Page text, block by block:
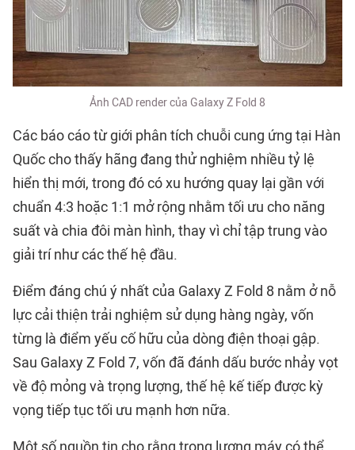
Ảnh CAD render của Galaxy Z Fold 8
Các báo cáo từ giới phân tích chuỗi cung ứng tại Hàn
Quốc cho thấy hãng đang thử nghiệm nhiều tỷ lệ
hiển thị mới, trong đó có xu hướng quay lại gần với
chuẩn 4:3 hoặc 1:1 mở rộng nhằm tối ưu cho năng
suất và chia đôi màn hình, thay vì chỉ tập trung vào
giải trí như các thế hệ đầu.
Điểm đáng chú ý nhất của Galaxy Z Fold 8 nằm ở nỗ
lực cải thiện trải nghiệm sử dụng hàng ngày, vốn
từng là điểm yếu cố hữu của dòng điện thoại gập.
Sau Galaxy Z Fold 7, vốn đã đánh dấu bước nhảy vọt
về độ mỏng và trọng lượng, thế hệ kế tiếp được kỳ
vọng tiếp tục tối ưu mạnh hơn nữa.